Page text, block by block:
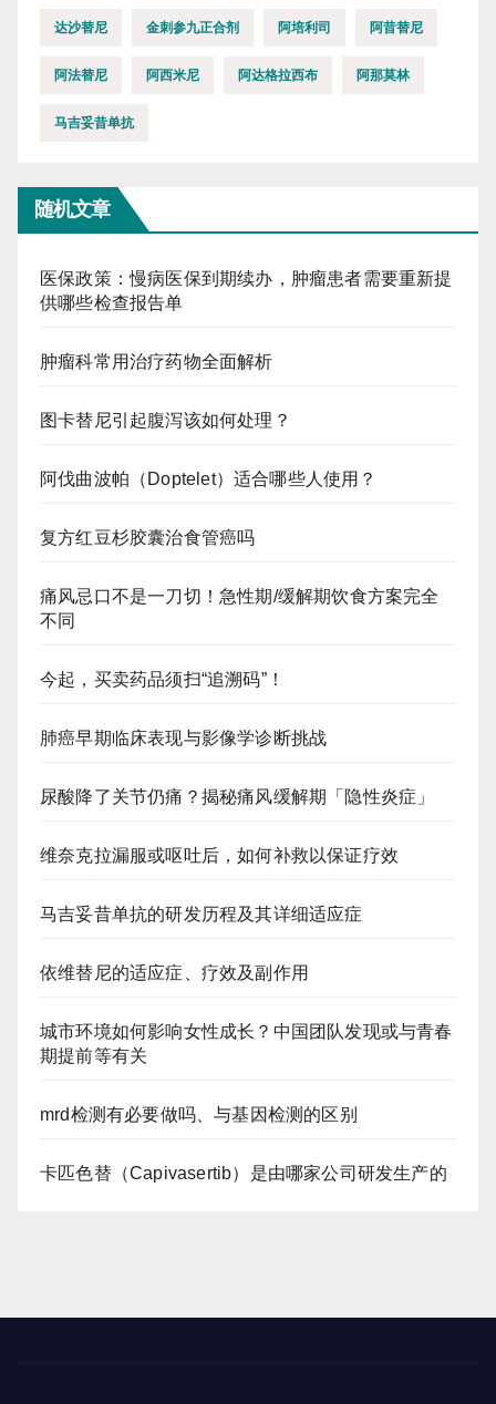
达沙替尼 金刺参九正合剂 阿培利司 阿昔替尼
阿法替尼 阿西米尼 阿达格拉西布 阿那莫林
马吉妥昔单抗
随机文章
医保政策：慢病医保到期续办，肿瘤患者需要重新提
供哪些检查报告单
肿瘤科常用治疗药物全面解析
图卡替尼引起腹泻该如何处理？
阿伐曲波帕（Doptelet）适合哪些人使用？
复方红豆杉胶囊治食管癌吗
痛风忌口不是一刀切！急性期/缓解期饮食方案完全
不同
今起，买卖药品须扫“追溯码”！
肺癌早期临床表现与影像学诊断挑战
尿酸降了关节仍痛？揭秘痛风缓解期「隐性炎症」
维奈克拉漏服或呕吐后，如何补救以保证疗效
马吉妥昔单抗的研发历程及其详细适应症
依维替尼的适应症、疗效及副作用
城市环境如何影响女性成长？中国团队发现或与青春
期提前等有关
mrd检测有必要做吗、与基因检测的区别
卡匹色替（Capivasertib）是由哪家公司研发生产的